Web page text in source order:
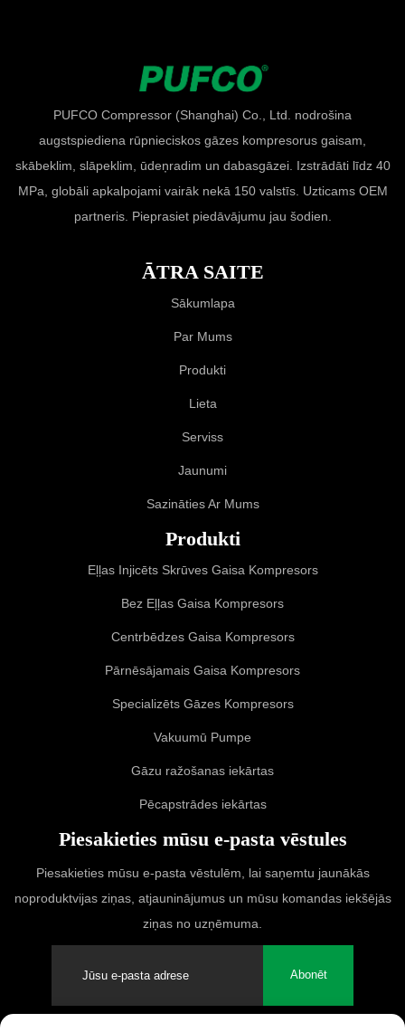
PUFCO Compressor (Shanghai) Co., Ltd. nodrošina
augstspiediena rūpnieciskos gāzes kompresorus gaisam,
skābeklim, slāpeklim, ūdeņradim un dabasgāzei. Izstrādāti līdz 40
MPa, globāli apkalpojami vairāk nekā 150 valstīs. Uzticams OEM
partneris. Pieprasiet piedāvājumu jau šodien.
ĀTRA SAITE
Sākumlapa
Par Mums
Produkti
Lieta
Serviss
Jaunumi
Sazināties Ar Mums
Produkti
Eļļas Injicēts Skrūves Gaisa Kompresors
Bez Eļļas Gaisa Kompresors
Centrbēdzes Gaisa Kompresors
Pārnēsājamais Gaisa Kompresors
Specializēts Gāzes Kompresors
Vakuumū Pumpe
Gāzu ražošanas iekārtas
Pēcapstrādes iekārtas
Piesakieties mūsu e-pasta vēstules
Piesakieties mūsu e-pasta vēstulēm, lai saņemtu jaunākās
noproduktvijas ziņas, atjauninājumus un mūsu komandas iekšējās
ziņas no uzņēmuma.
Abonēt